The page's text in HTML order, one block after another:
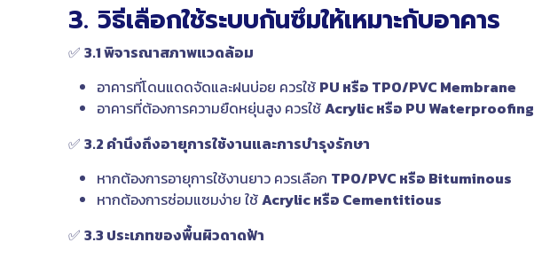
3. วิธีเลือกใช้ระบบกันซึมให้เหมาะกับอาคาร
✅ 3.1 พิจารณาสภาพแวดล้อม
อาคารที่โดนแดดจัดและฝนบ่อย ควรใช้ PU หรือ TPO/PVC Membrane
อาคารที่ต้องการความยืดหยุ่นสูง ควรใช้Acrylic หรือ PU Waterproofing
✅ 3.2 คำนึงถึงอายุการใช้งานและการบำรุงรักษา
หากต้องการอายุการใช้งานยาว ควรเลือก TPO/PVC หรือ Bituminous
หากต้องการซ่อมแซมง่าย ใช้Acrylic หรือ Cementitious
✅ 3.3 ประเภทของพื้นผิวดาดฟ้า